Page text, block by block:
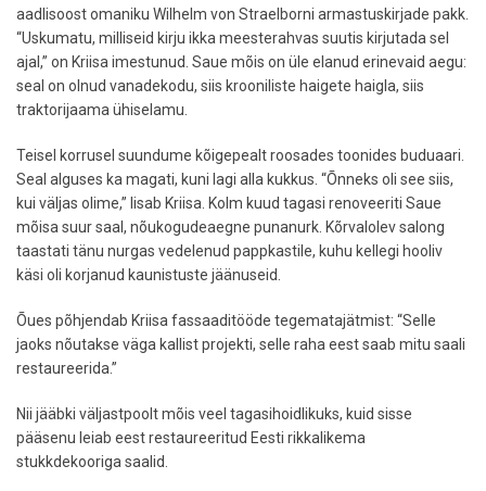
aadlisoost omaniku Wilhelm von Straelborni armastuskirjade pakk.
“Uskumatu, milliseid kirju ikka meesterahvas suutis kirjutada sel
ajal,” on Kriisa imestunud. Saue mõis on üle elanud erinevaid aegu:
seal on olnud vanadekodu, siis krooniliste haigete haigla, siis
traktorijaama ühiselamu.
Teisel korrusel suundume kõigepealt roosades toonides buduaari.
Seal alguses ka magati, kuni lagi alla kukkus. “Õnneks oli see siis,
kui väljas olime,” lisab Kriisa. Kolm kuud tagasi renoveeriti Saue
mõisa suur saal, nõukogudeaegne punanurk. Kõrvalolev salong
taastati tänu nurgas vedelenud pappkastile, kuhu kellegi hooliv
käsi oli korjanud kaunistuste jäänuseid.
Õues põhjendab Kriisa fassaaditööde tegematajätmist: “Selle
jaoks nõutakse väga kallist projekti, selle raha eest saab mitu saali
restaureerida.”
Nii jääbki väljastpoolt mõis veel tagasihoidlikuks, kuid sisse
pääsenu leiab eest restaureeritud Eesti rikkalikema
stukkdekooriga saalid.